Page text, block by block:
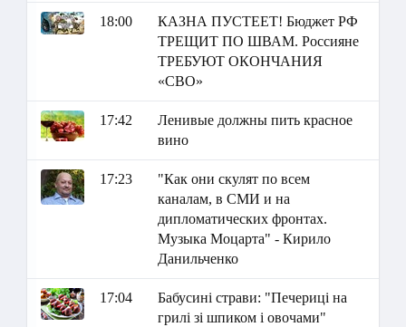
18:00
КАЗНА ПУСТЕЕТ! Бюджет РФ
ТРЕЩИТ ПО ШВАМ. Россияне
ТРЕБУЮТ ОКОНЧАНИЯ
«СВО»
17:42
Ленивые должны пить красное
вино
17:23
"Как они скулят по всем
каналам, в СМИ и на
дипломатических фронтах.
Музыка Моцарта" - Кирило
Данильченко
17:04
Бабусині страви: "Печериці на
грилі зі шпиком і овочами"